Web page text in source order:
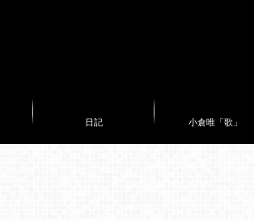
日記 小倉唯「歌」